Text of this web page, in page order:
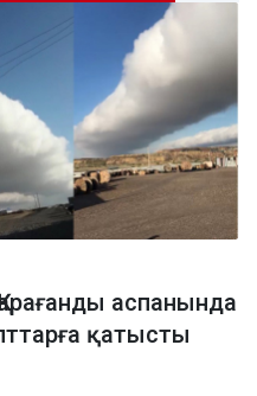
аспанында
қатысты